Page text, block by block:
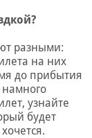
разными:
на них
до прибытия
намного
узнайте
будет